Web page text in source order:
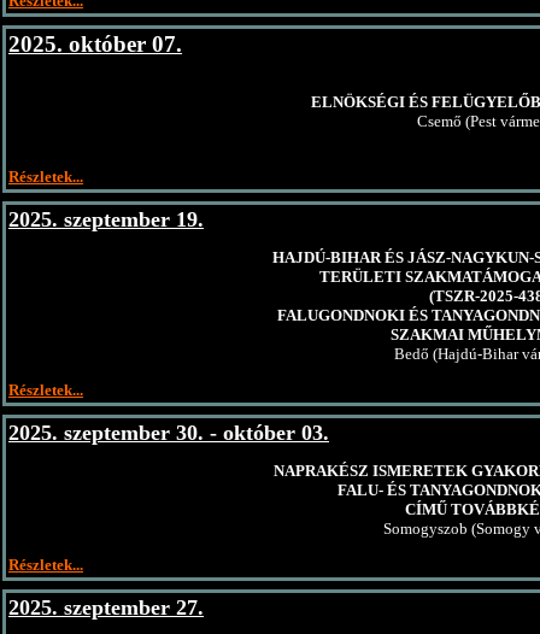
2025. október 07.
ELNÖKSÉGI ÉS
Csemő (Pest
Részletek...
2025. szeptember 19.
HAJDÚ-BIHAR ÉS JÁSZ-
TERÜLETI
(TSZR-2025-
FALUGONDNOKI ÉS
SZAKMAI
Bedő (Hajdú-Bihar
Részletek...
2025. szeptember 30. - október 03.
NAPRAKÉSZ ISMERETEK
FALU- ÉS
CÍMŰ
Somogyszob (Somogy
Részletek...
2025. szeptember 27.